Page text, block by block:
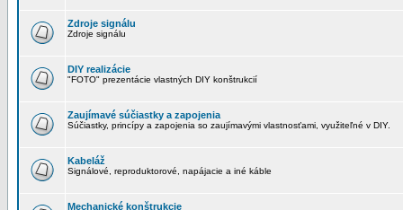
Zdroje signálu
Zdroje signálu
DIY realizácie
"FOTO" prezentácie vlastných DIY konštrukcií
Zaujímavé súčiastky a zapojenia
Súčiastky, princípy a zapojenia so zaujímavými vlastnosťami, využiteľné v DIY.
Kabeláž
Signálové, reproduktorové, napájacie a iné káble
Mechanické konštrukcie